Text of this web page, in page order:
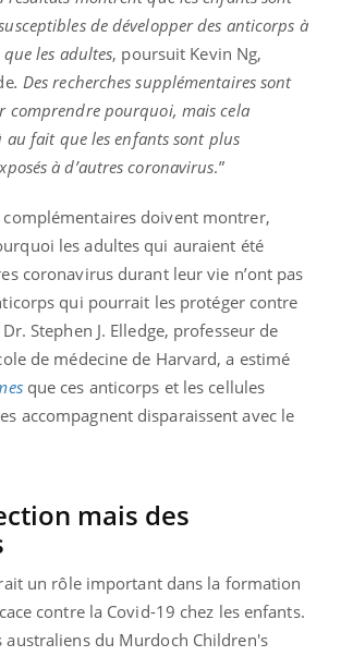
de développer des anticorps à
les adultes, poursuit Kevin Ng,
. Des recherches supplémentaires sont
comprendre pourquoi, mais cela
fait que les enfants sont plus
à d’autres coronavirus.”
complémentaires doivent montrer,
les adultes qui auraient été
coronavirus durant leur vie n’ont pas
qui pourrait les protéger contre
Stephen J. Elledge, professeur de
de médecine de Harvard, a estimé
que ces anticorps et les cellules
accompagnent disparaissent avec le
mais des
un rôle important dans la formation
contre la Covid-19 chez les enfants.
australiens du Murdoch Children's